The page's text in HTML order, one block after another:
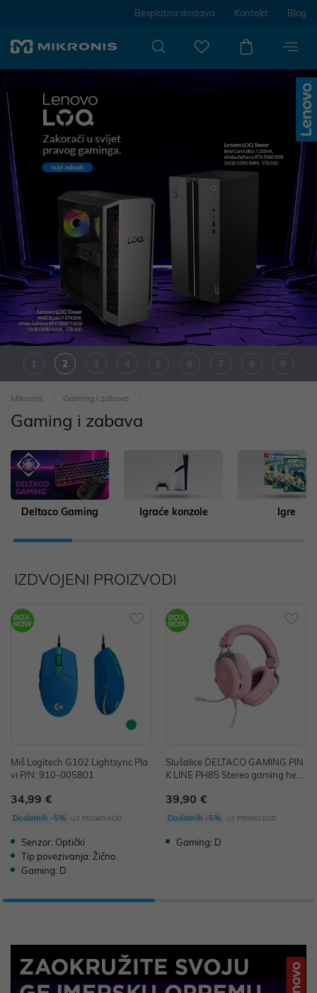
Besplatna dostava Kontakt Blog
2
Mikronis Gaming i zabava
Gaming i zabava
Deltaco Gaming Igraće konzole Igre
IZDVOJENI PROIZVODI
Miš Logitech G102 Lightsync Pla
vi P/N: 910-005801
34,99 €
Dodatnih -5% uz PROMO KOD
Senzor: Optički
Tip povezivanja: Žično
Gaming: D
Slušalice DELTACO GAMING PIN
K LINE PH85 Stereo gaming hea
39,90 €
Dodatnih -5% uz PROMO KOD
Gaming: D